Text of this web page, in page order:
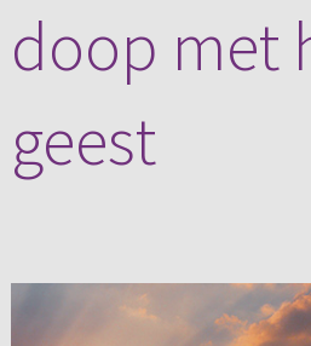
doop met
geest